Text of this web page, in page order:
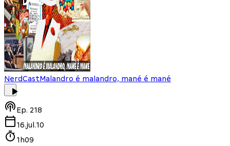
NerdCastMalandro é malandro, mané é mané
Ep. 218
16.jul.10
1h09